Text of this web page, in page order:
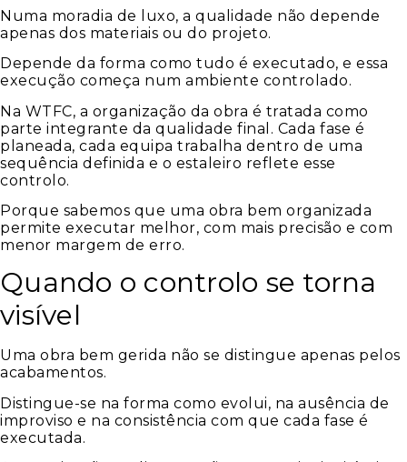
Numa moradia de luxo, a qualidade não depende
apenas dos materiais ou do projeto.
Depende da forma como tudo é executado, e essa
execução começa num ambiente controlado.
Na WTFC, a organização da obra é tratada como
parte integrante da qualidade final. Cada fase é
planeada, cada equipa trabalha dentro de uma
sequência definida e o estaleiro reflete esse
controlo.
Porque sabemos que uma obra bem organizada
permite executar melhor, com mais precisão e com
menor margem de erro.
Quando o controlo se torna
visível
Uma obra bem gerida não se distingue apenas pelos
acabamentos.
Distingue-se na forma como evolui, na ausência de
improviso e na consistência com que cada fase é
executada.